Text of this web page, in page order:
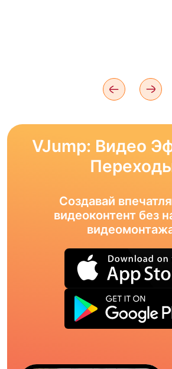
VJump: Видео
Создавай
видеоконтент без